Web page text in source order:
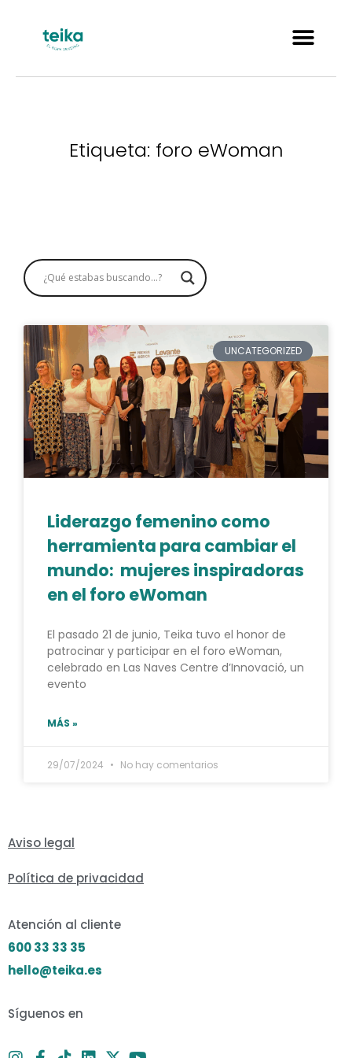
Etiqueta: foro eWoman
UNCATEGORIZED
Liderazgo femenino como
herramienta para cambiar el
mundo: mujeres inspiradoras
en el foro eWoman
El pasado 21 de junio, Teika tuvo el honor de
patrocinar y participar en el foro eWoman,
celebrado en Las Naves Centre d’Innovació, un
evento
MÁS »
29/07/2024 No hay comentarios
Aviso legal
Política de privacidad
Atención al cliente
600 33 33 35
hello@teika.es
Síguenos en